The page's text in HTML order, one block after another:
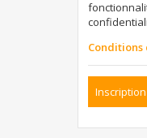
Conditions
Inscription